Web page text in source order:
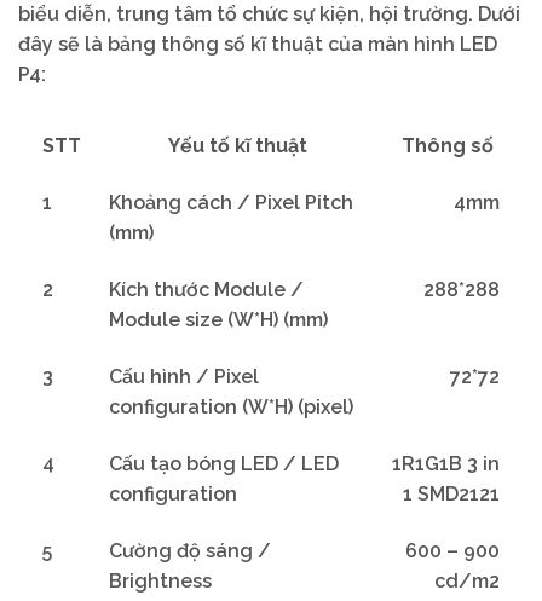
biểu diễn, trung tâm tổ chức sự kiện, hội trường. Dưới
đây sẽ là bảng thông số kĩ thuật của màn hình LED
P4:
STT Yếu tố kĩ thuật Thông số
1
Khoảng cách / Pixel Pitch
(mm)
4mm
2
Kích thước Module /
Module size (W*H) (mm)
288*288
3
Cấu hình / Pixel
configuration (W*H) (pixel)
72*72
4
Cấu tạo bóng LED / LED
configuration
1R1G1B 3 in
1 SMD2121
5
Cường độ sáng /
Brightness
600 – 900
cd/m2